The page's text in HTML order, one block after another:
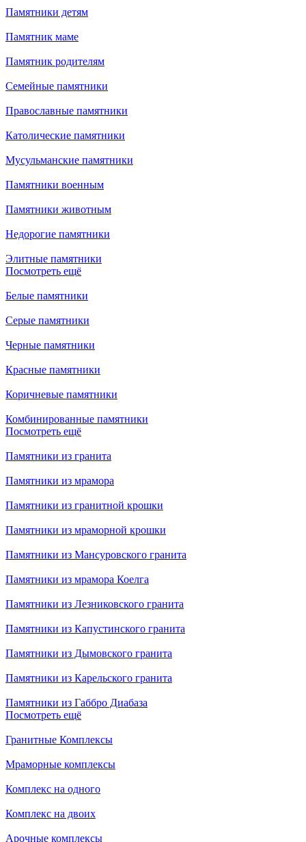
Памятники детям
Памятник маме
Памятник родителям
Семейные памятники
Православные памятники
Католические памятники
Мусульманские памятники
Памятники военным
Памятники животным
Недорогие памятники
Элитные памятники
Посмотреть ещё
Белые памятники
Серые памятники
Черные памятники
Красные памятники
Коричневые памятники
Комбинированные памятники
Посмотреть ещё
Памятники из гранита
Памятники из мрамора
Памятники из гранитной крошки
Памятники из мраморной крошки
Памятники из Мансуровского гранита
Памятники из мрамора Коелга
Памятники из Лезниковского гранита
Памятники из Капустинского гранита
Памятники из Дымовского гранита
Памятники из Карельского гранита
Памятники из Габбро Диабаза
Посмотреть ещё
Гранитные Комплексы
Мраморные комплексы
Комплекс на одного
Комплекс на двоих
Арочные комплексы